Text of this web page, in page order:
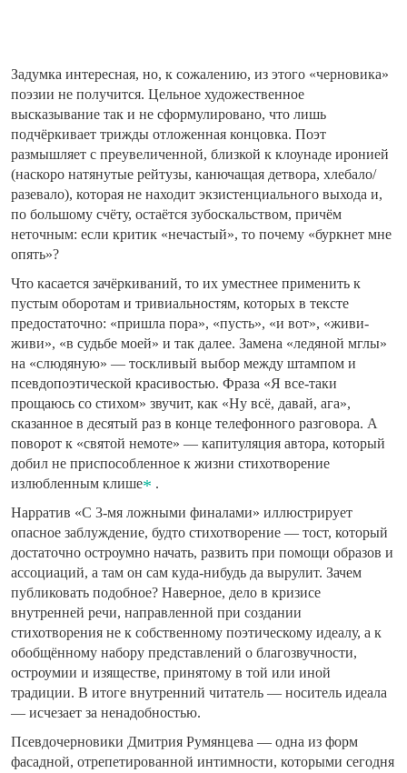
Задумка интересная, но, к сожалению, из этого «черновика»
поэзии не получится. Цельное художественное
высказывание так и не сформулировано, что лишь
подчёркивает трижды отложенная концовка. Поэт
размышляет с преувеличенной, близкой к клоунаде иронией
(наскоро натянутые рейтузы, канючащая детвора, хлебало/
разевало), которая не находит экзистенциального выхода и,
по большому счёту, остаётся зубоскальством, причём
неточным: если критик «нечастый», то почему «буркнет мне
опять»?
Что касается зачёркиваний, то их уместнее применить к
пустым оборотам и тривиальностям, которых в тексте
предостаточно: «пришла пора», «пусть», «и вот», «живи-
живи», «в судьбе моей» и так далее. Замена «ледяной мглы»
на «слюдяную» — тоскливый выбор между штампом и
псевдопоэтической красивостью. Фраза «Я все-таки
прощаюсь со стихом» звучит, как «Ну всё, давай, ага»,
сказанное в десятый раз в конце телефонного разговора. А
поворот к «святой немоте» — капитуляция автора, который
добил не приспособленное к жизни стихотворение
излюбленным клише
.
Нарратив «С 3-мя ложными финалами» иллюстрирует
опасное заблуждение, будто стихотворение — тост, который
достаточно остроумно начать, развить при помощи образов и
ассоциаций, а там он сам куда-нибудь да вырулит. Зачем
публиковать подобное? Наверное, дело в кризисе
внутренней речи, направленной при создании
стихотворения не к собственному поэтическому идеалу, а к
обобщённому набору представлений о благозвучности,
остроумии и изяществе, принятому в той или иной
традиции. В итоге внутренний читатель — носитель идеала
— исчезает за ненадобностью.
Псевдочерновики Дмитрия Румянцева — одна из форм
фасадной, отрепетированной интимности, которыми сегодня